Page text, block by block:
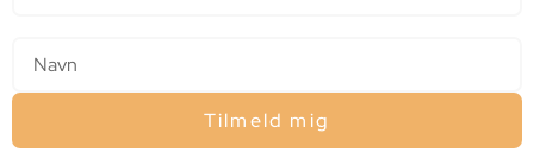
Tilmeld mig